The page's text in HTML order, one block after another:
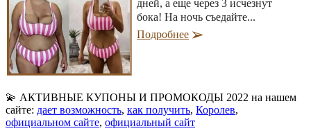
дней, а еще через 3 исчезнут
бока! На ночь съедайте...
Подробнее
💫 АКТИВНЫЕ КУПОНЫ И ПРОМОКОДЫ 2022 на нашем
сайте: дает возможность, как получить, Королев,
официальном сайте, официальный сайт